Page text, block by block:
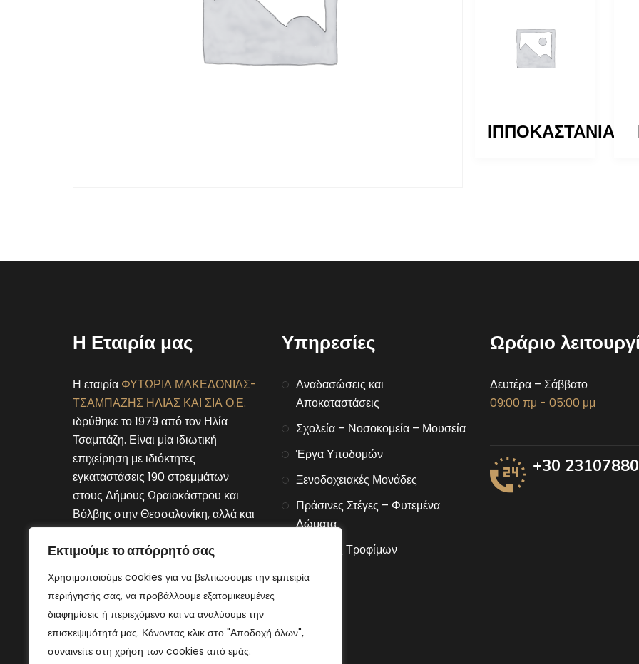
Εκτιμούμε το απόρρητό σας
Χρησιμοποιούμε cookies για να βελτιώσουμε την εμπειρία
περιήγησής σας, να προβάλλουμε εξατομικευμένες
διαφημίσεις ή περιεχόμενο και να αναλύουμε την
επισκεψιμότητά μας. Κάνοντας κλικ στο "Αποδοχή όλων",
συναινείτε στη χρήση των cookies από εμάς.
ΙΠΠΟΚΑΣΤΑΝΙΑ
Η Εταιρία μας
Η εταιρία ΦΥΤΩΡΙΑ ΜΑΚΕΔΟΝΙΑΣ-
ΤΣΑΜΠΑΖΗΣ ΗΛΙΑΣ ΚΑΙ ΣΙΑ Ο.Ε.
ιδρύθηκε το 1979 από τον Ηλία
Τσαμπάζη. Είναι μία ιδιωτική
επιχείρηση με ιδιόκτητες
εγκαταστάσεις 190 στρεμμάτων
στους Δήμους Ωραιοκάστρου και
Βόλβης στην Θεσσαλονίκη, αλλά και
στον Δήμο Μουριών του νομού
Κιλκίς.
Connect With Us
Υπηρεσίες
Αναδασώσεις και
Αποκαταστάσεις
Σχολεία – Νοσοκομεία – Μουσεία
Έργα Υποδομών
Ξενοδοχειακές Μονάδες
Πράσινες Στέγες – Φυτεμένα
Δώματα
Αλυσίδες Τροφίμων
Ωράριο
Δευτέρα – Σάββατο
09:00 πμ - 05:00 μμ
+30